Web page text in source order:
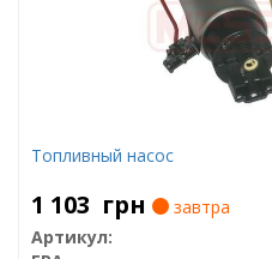
Топливный насос
1 103 грн
завтра
Артикул: